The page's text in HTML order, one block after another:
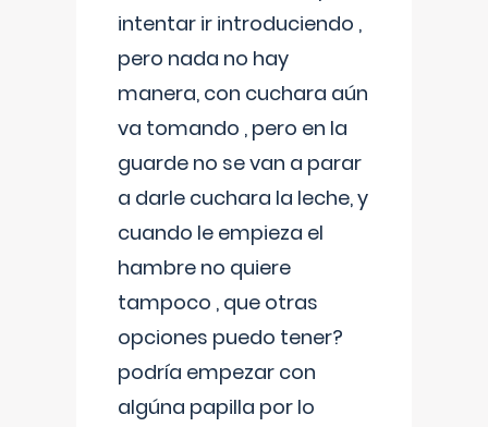
intentar ir introduciendo ,
pero nada no hay
manera, con cuchara aún
va tomando , pero en la
guarde no se van a parar
a darle cuchara la leche, y
cuando le empieza el
hambre no quiere
tampoco , que otras
opciones puedo tener?
podría empezar con
algúna papilla por lo